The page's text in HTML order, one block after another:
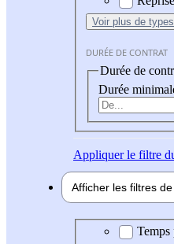
Voir plus de
DURÉE DE CONTRAT
Durée de
Durée
Appliquerle filtre
Afficher les filtres de
Durée